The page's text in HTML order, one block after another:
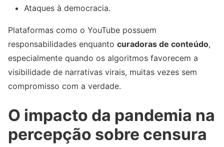
Ataques à democracia.
Plataformas como o YouTube possuem
responsabilidades enquanto curadoras de conteúdo,
especialmente quando os algoritmos favorecem a
visibilidade de narrativas virais, muitas vezes sem
compromisso com a verdade.
O impacto da pandemia na
percepção sobre censura